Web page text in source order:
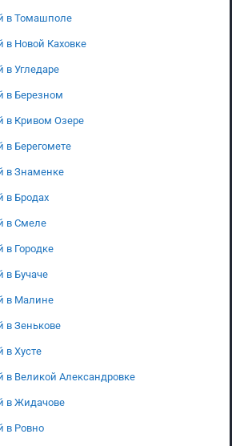
в Томашполе
в Новой Каховке
в Угледаре
в Березном
в Кривом Озере
в Берегомете
в Знаменке
в Бродах
в Смеле
в Городке
в Бучаче
в Малине
в Зенькове
в Хусте
в Великой Александровке
в Жидачове
в Ровно